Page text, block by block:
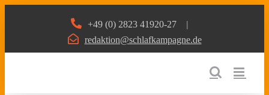
+49 (0) 2823 41920-27
|
redaktion@schlafkampagne.de